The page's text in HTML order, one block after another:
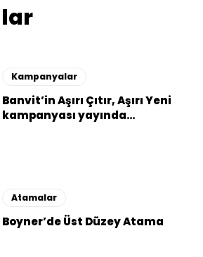
Kampanyalar
Banvit’in Aşırı Çıtır, Aşırı Yeni
kampanyası yayında…
Atamalar
Boyner’de Üst Düzey Atama